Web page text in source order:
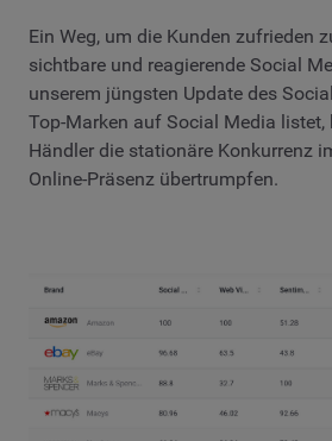
Ein Weg, um die Kunden zufrieden
sichtbare und reagierende Social
unserem jüngsten Update des
Top-Marken auf Social Media listet,
Händler die stationäre Konkurrenz
Online-Präsenz übertrumpfen.